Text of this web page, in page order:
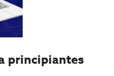
principiantes